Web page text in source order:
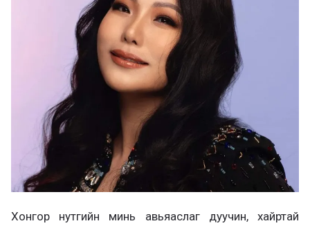
Хонгор нутгийн минь авьяаслаг дуучин, хайртай